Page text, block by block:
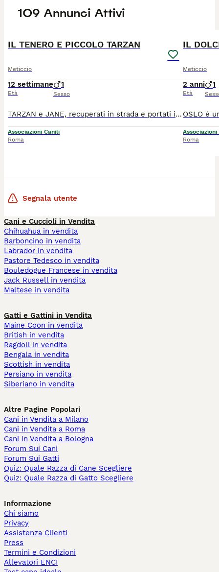
109 Annunci Attivi
IL TENERO E PICCOLO TARZAN
Meticcio
12 settimane
Età
1
Sesso
TARZAN e JANE, recuperati in strada e portati in rifugio... piccini dolci belli : aspettano solo voi! Nati a metà maggio 2026, futura taglia medio piccola ( circa 12 kili futuri) NON CONOSCIAMO I GEN
Associazioni Canili
Roma
Meticcio
2 anni
Età
1
Associazioni
Roma
Segnala utente
Cani e Cuccioli in Vendita
Chihuahua in vendita
Barboncino in vendita
Labrador in vendita
Pastore Tedesco in vendita
Bouledogue Francese in vendita
Jack Russell in vendita
Maltese in vendita
Gatti e Gattini in Vendita
Maine Coon in vendita
British in vendita
Ragdoll in vendita
Bengala in vendita
Scottish in vendita
Persiano in vendita
Siberiano in vendita
Altre Pagine Popolari
Cani in Vendita a Milano
Cani in Vendita a Roma
Cani in Vendita a Bologna
Forum Sui Cani
Forum Sui Gatti
Quiz: Quale Razza di Cane Scegliere
Quiz: Quale Razza di Gatto Scegliere
Informazione
Chi siamo
Privacy
Assistenza Clienti
Press
Termini e Condizioni
Allevatori ENCI